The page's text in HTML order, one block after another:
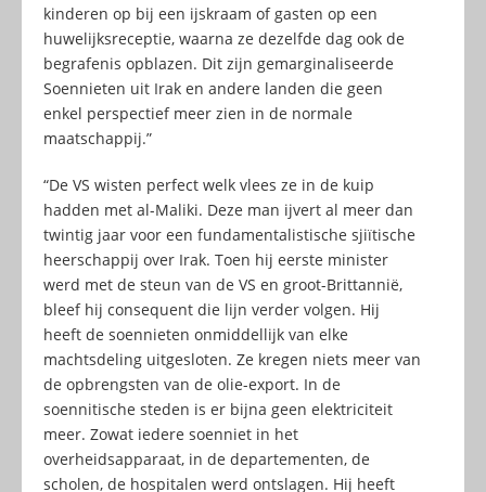
kinderen op bij een ijskraam of gasten op een
huwelijksreceptie, waarna ze dezelfde dag ook de
begrafenis opblazen. Dit zijn gemarginaliseerde
Soennieten uit Irak en andere landen die geen
enkel perspectief meer zien in de normale
maatschappij.”
“De VS wisten perfect welk vlees ze in de kuip
hadden met al-Maliki. Deze man ijvert al meer dan
twintig jaar voor een fundamentalistische sjiïtische
heerschappij over Irak. Toen hij eerste minister
werd met de steun van de VS en groot-Brittannië,
bleef hij consequent die lijn verder volgen. Hij
heeft de soennieten onmiddellijk van elke
machtsdeling uitgesloten. Ze kregen niets meer van
de opbrengsten van de olie-export. In de
soennitische steden is er bijna geen elektriciteit
meer. Zowat iedere soenniet in het
overheidsapparaat, in de departementen, de
scholen, de hospitalen werd ontslagen. Hij heeft